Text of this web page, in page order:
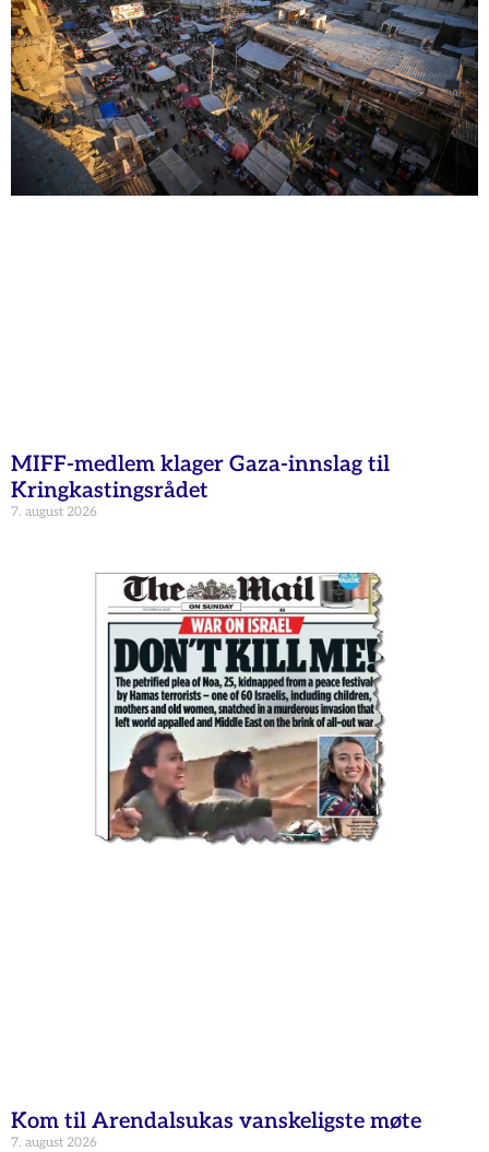
MIFF-medlem klager Gaza-innslag til
Kringkastingsrådet
7. august 2026
Kom til Arendalsukas vanskeligste møte
7. august 2026